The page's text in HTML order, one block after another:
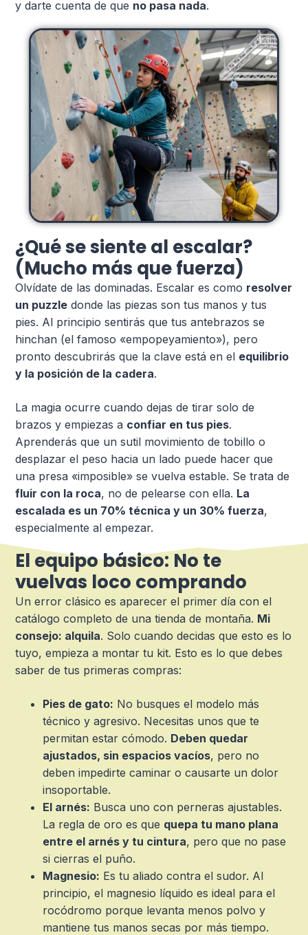
y darte cuenta de que no pasa nada.
¿Qué se siente al escalar?
(Mucho más que fuerza)
Olvídate de las dominadas. Escalar es como resolver
un puzzle donde las piezas son tus manos y tus
pies. Al principio sentirás que tus antebrazos se
hinchan (el famoso «empopeyamiento»), pero
pronto descubrirás que la clave está en el equilibrio
y la posición de la cadera.
La magia ocurre cuando dejas de tirar solo de
brazos y empiezas a confiar en tus pies.
Aprenderás que un sutil movimiento de tobillo o
desplazar el peso hacia un lado puede hacer que
una presa «imposible» se vuelva estable. Se trata de
fluir con la roca, no de pelearse con ella. La
escalada es un 70% técnica y un 30% fuerza,
especialmente al empezar.
El equipo básico: No te
vuelvas loco comprando
Un error clásico es aparecer el primer día con el
catálogo completo de una tienda de montaña. Mi
consejo: alquila. Solo cuando decidas que esto es lo
tuyo, empieza a montar tu kit. Esto es lo que debes
saber de tus primeras compras:
Pies de gato: No busques el modelo más
técnico y agresivo. Necesitas unos que te
permitan estar cómodo. Deben quedar
ajustados, sin espacios vacíos, pero no
deben impedirte caminar o causarte un dolor
insoportable.
El arnés: Busca uno con perneras ajustables.
La regla de oro es que quepa tu mano plana
entre el arnés y tu cintura, pero que no pase
si cierras el puño.
Magnesio: Es tu aliado contra el sudor. Al
principio, el magnesio líquido es ideal para el
rocódromo porque levanta menos polvo y
mantiene tus manos secas por más tiempo.